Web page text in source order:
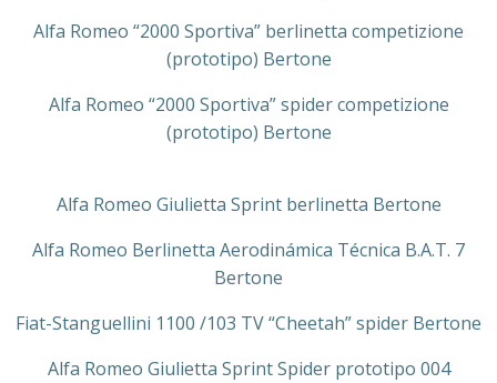
Alfa Romeo “2000 Sportiva” berlinetta competizione
(prototipo) Bertone
Alfa Romeo “2000 Sportiva” spider competizione
(prototipo) Bertone
Alfa Romeo Giulietta Sprint berlinetta Bertone
Alfa Romeo Berlinetta Aerodinámica Técnica B.A.T. 7
Bertone
Fiat-Stanguellini 1100 /103 TV “Cheetah” spider Bertone
Alfa Romeo Giulietta Sprint Spider prototipo 004